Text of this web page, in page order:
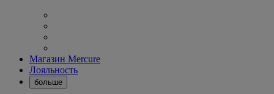
Магазин Mercure
Лояльность
больше